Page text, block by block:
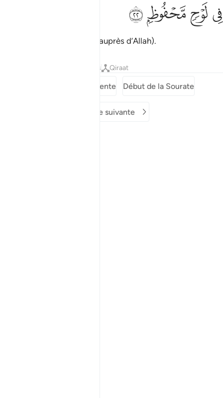
في لوح محفوظ ٢٢
فِى لَوْحٍۢ مَّحْفُوظٍۭ ٢٢
ﳌﳍﳎﳏ
préservé sur une Tablette (auprès d’Allah).
Réflexions Qiraat
Sourate précédente Début de la Sourate
Sourate suivante